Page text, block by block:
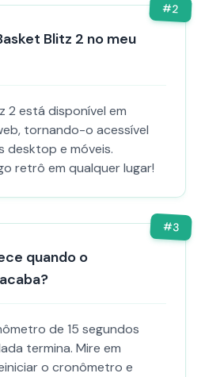
#2
Blitz 2 no meu
2 está disponível em
tornando-o acessível
desktop e móveis.
retrô em qualquer lugar!
#3
quando o
de 15 segundos
termina. Mire em
o cronômetro e